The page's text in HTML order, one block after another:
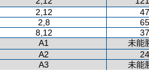
2,12
2,8
8,12
A1
未能
A2
A3
未能